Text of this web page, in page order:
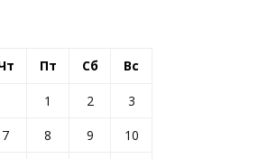
Пт Сб Вс
1 2
3
7 8 9
10